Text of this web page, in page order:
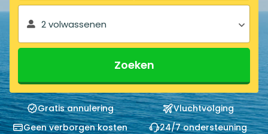
2 volwassenen
Zoeken
Gratis annulering
Vluchtvolging
Geen verborgen kosten
24/7 ondersteuning